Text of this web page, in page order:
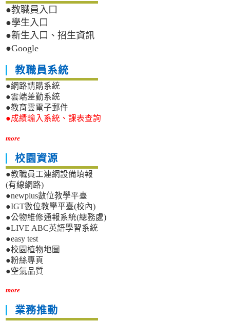
●教職員入口
●學生入口
●新生入口、招生資訊
●Google
教職員系統
●網路請購系統
●雲端差勤系統
●教育雲電子郵件
●成績輸入系統、課表查詢
more
校園資源
●教職員工連網設備填報
(有線網路)
●newplus數位教學平臺
●IGT數位教學平臺(校內)
●公物維修通報系統(總務處)
●LIVE ABC英語學習系統
●easy test
●校園植物地圖
●粉絲專頁
●空氣品質
more
業務推動